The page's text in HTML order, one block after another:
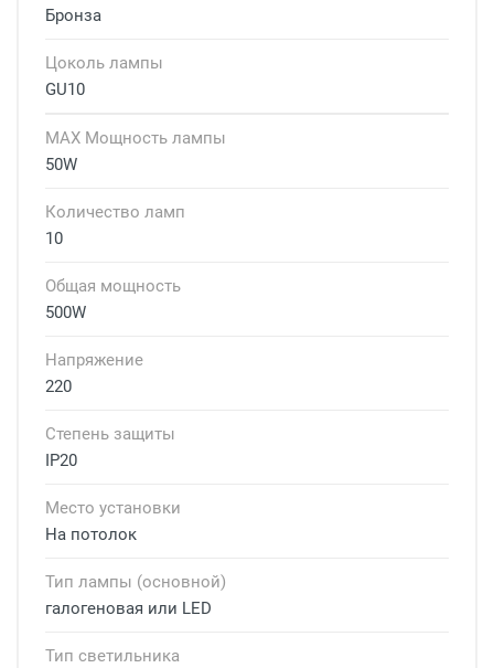
Бронза
Цоколь лампы
GU10
MAX Мощность лампы
50W
Количество ламп
10
Общая мощность
500W
Напряжение
220
Степень защиты
IP20
Место установки
На потолок
Тип лампы (основной)
галогеновая или LED
Тип светильника